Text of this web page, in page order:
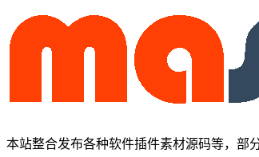
本站整合发布各种软件插件素材源码等，部